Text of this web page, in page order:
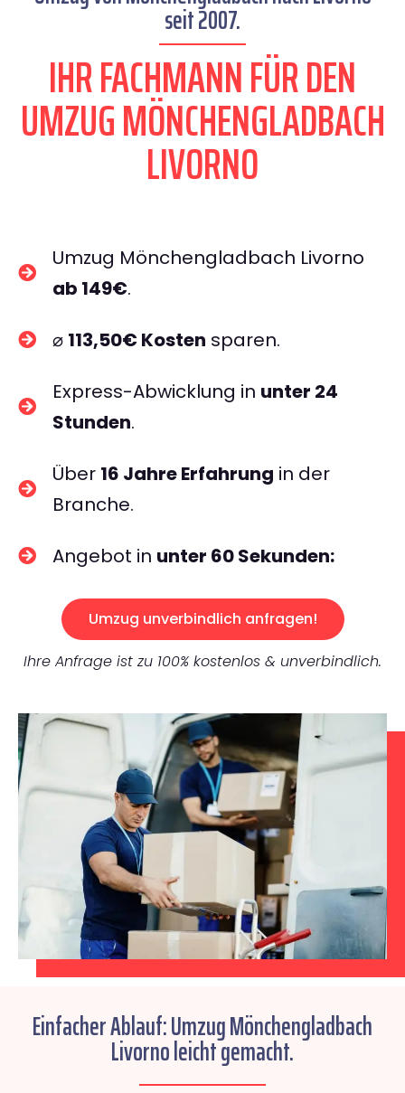
seit 2007.
IHR FACHMANN FÜR DEN
UMZUG MÖNCHENGLADBACH
LIVORNO
Umzug Mönchengladbach Livorno
ab 149€.
⌀ 113,50€ Kosten sparen.
Express-Abwicklung in unter 24
Stunden.
Über 16 Jahre Erfahrung in der
Branche.
Angebot in unter 60 Sekunden:
Umzug unverbindlich anfragen!
Ihre Anfrage ist zu 100% kostenlos & unverbindlich.
Einfacher Ablauf: Umzug Mönchengladbach
Livorno leicht gemacht.